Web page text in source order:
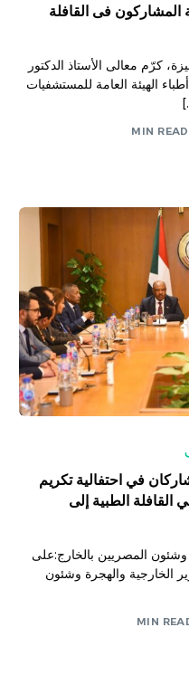
المشاركون فى القافلة
كرّم معالى الأستاذ الدكتور
الهيئة العامة للمستشفيات
في احتفالية تكريم
الطبية إلى
وشئون المصريين بالخارج:على
الخارجية والهجرة وشئون